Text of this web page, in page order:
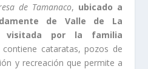
de Tamanaco, ubicado a
de Valle de La
visitada por la familia
contiene cataratas, pozos de
y recreación que permite a